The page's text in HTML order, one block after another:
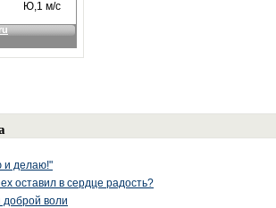
делаю!"
оставил в сердце радость?
доброй воли